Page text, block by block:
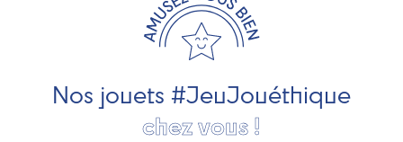
développement durable. Ils nous fabriquent des jouets
pour les jeunes enfants, des jeux d'éveil, des jeux de
société, des jouets d'imitation, des jeux de plein air, ... et
Nos jouets #JeuJouéthique
chez vous !